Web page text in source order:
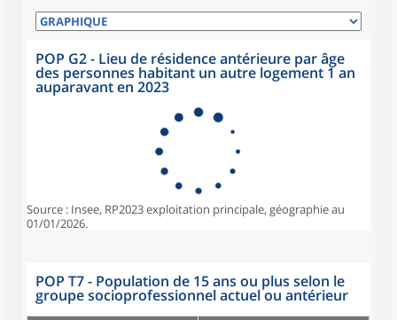
POP G2 - Lieu de résidence antérieure par âge
des personnes habitant un autre logement 1 an
auparavant en 2023
Source : Insee, RP2023 exploitation principale, géographie au
01/01/2026.
POP T7 - Population de 15 ans ou plus selon le
groupe socioprofessionnel actuel ou antérieur